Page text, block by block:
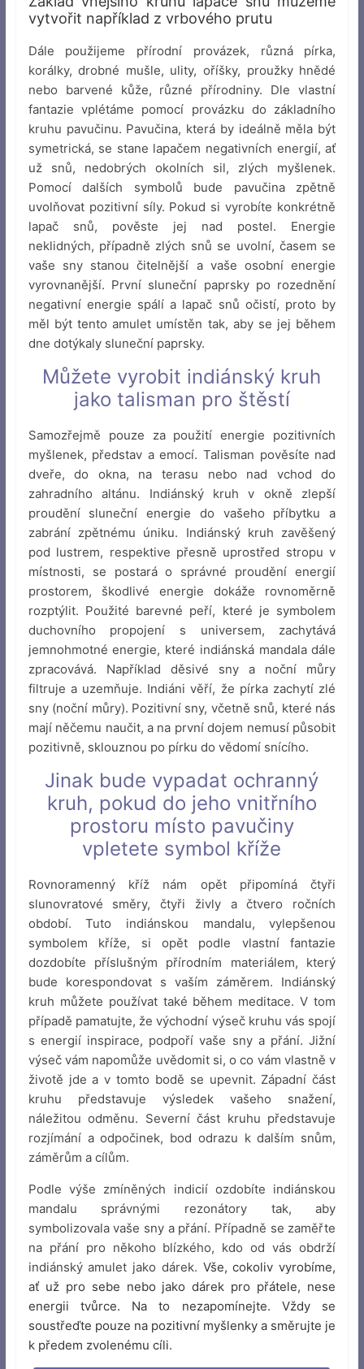
vytvořit například z vrbového prutu
Dále použijeme přírodní provázek, různá pírka,
korálky, drobné mušle, ulity, oříšky, proužky hnědé
nebo barvené kůže, různé přírodniny. Dle vlastní
fantazie vplétáme pomocí provázku do základního
kruhu pavučinu. Pavučina, která by ideálně měla být
symetrická, se stane lapačem negativních energií, ať
už snů, nedobrých okolních sil, zlých myšlenek.
Pomocí dalších symbolů bude pavučina zpětně
uvolňovat pozitivní síly. Pokud si vyrobíte konkrétně
lapač snů, pověste jej nad postel. Energie
neklidných, případně zlých snů se uvolní, časem se
vaše sny stanou čitelnější a vaše osobní energie
vyrovnanější. První sluneční paprsky po rozednění
negativní energie spálí a lapač snů očistí, proto by
měl být tento amulet umístěn tak, aby se jej během
dne dotýkaly sluneční paprsky.
Můžete vyrobit indiánský kruh
jako talisman pro štěstí
Samozřejmě pouze za použití energie pozitivních
myšlenek, představ a emocí. Talisman pověsíte nad
dveře, do okna, na terasu nebo nad vchod do
zahradního altánu. Indiánský kruh v okně zlepší
proudění sluneční energie do vašeho příbytku a
zabrání zpětnému úniku. Indiánský kruh zavěšený
pod lustrem, respektive přesně uprostřed stropu v
místnosti, se postará o správné proudění energií
prostorem, škodlivé energie dokáže rovnoměrně
rozptýlit. Použité barevné peří, které je symbolem
duchovního propojení s universem, zachytává
jemnohmotné energie, které indiánská mandala dále
zpracovává. Například děsivé sny a noční můry
filtruje a uzemňuje. Indiáni věří, že pírka zachytí zlé
sny (noční můry). Pozitivní sny, včetně snů, které nás
mají něčemu naučit, a na první dojem nemusí působit
pozitivně, sklouznou po pírku do vědomí snícího.
Jinak bude vypadat ochranný
kruh, pokud do jeho vnitřního
prostoru místo pavučiny
vpletete symbol kříže
Rovnoramenný kříž nám opět připomíná čtyři
slunovratové směry, čtyři živly a čtvero ročních
období. Tuto indiánskou mandalu, vylepšenou
symbolem kříže, si opět podle vlastní fantazie
dozdobíte příslušným přírodním materiálem, který
bude korespondovat s vaším záměrem. Indiánský
kruh můžete používat také během meditace. V tom
případě pamatujte, že východní výseč kruhu vás spojí
s energií inspirace, podpoří vaše sny a přání. Jižní
výseč vám napomůže uvědomit si, o co vám vlastně v
životě jde a v tomto bodě se upevnit. Západní část
kruhu představuje výsledek vašeho snažení,
náležitou odměnu. Severní část kruhu představuje
rozjímání a odpočinek, bod odrazu k dalším snům,
záměrům a cílům.
Podle výše zmíněných indicií ozdobíte indiánskou
mandalu správnými rezonátory tak, aby
symbolizovala vaše sny a přání. Případně se zaměřte
na přání pro někoho blízkého, kdo od vás obdrží
indiánský amulet jako dárek. Vše, cokoliv vyrobíme,
ať už pro sebe nebo jako dárek pro přátele, nese
energii tvůrce. Na to nezapomínejte. Vždy se
soustřeďte pouze na pozitivní myšlenky a směrujte je
k předem zvolenému cíli.